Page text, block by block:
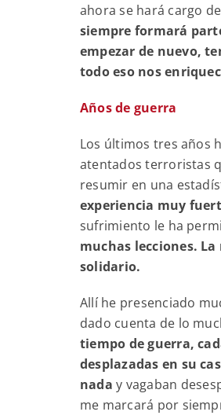
ahora se hará cargo
siempre formará
empezar de nuevo,
todo eso nos
Años de guerra
Los últimos tres años
atentados terroristas
resumir en una
experiencia muy
sufrimiento le ha
muchas lecciones.
solidario.
Allí he presenciado
dado cuenta de lo
tiempo de guerra,
desplazadas en su
nada y vagaban
me marcará por